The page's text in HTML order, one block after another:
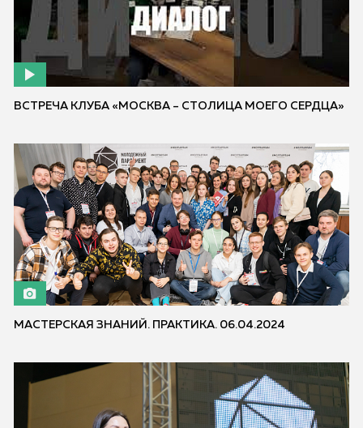
ВСТРЕЧА КЛУБА «МОСКВА – СТОЛИЦА МОЕГО СЕРДЦА»
МАСТЕРСКАЯ ЗНАНИЙ. ПРАКТИКА. 06.04.2024